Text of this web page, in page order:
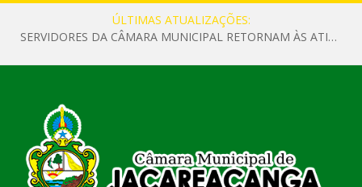
ÚLTIMAS ATUALIZAÇÕES:
SERVIDORES DA CÂMARA MUNICIPAL RETORNAM ÀS ATIVIDADES APÓS O RECESSO PARLAMENTAR